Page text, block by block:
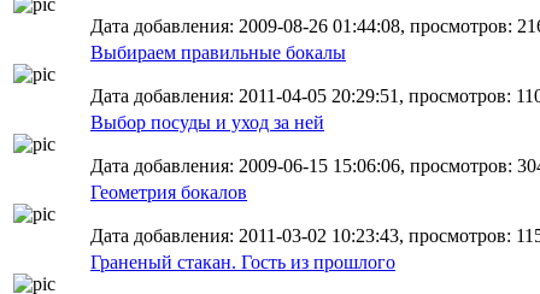
Дата добавления: 2009-08-26 01:44:08, просмотров:
Выбираем правильные бокалы
Дата добавления: 2011-04-05 20:29:51, просмотров:
Выбор посуды и уход за ней
Дата добавления: 2009-06-15 15:06:06, просмотров:
Геометрия бокалов
Дата добавления: 2011-03-02 10:23:43, просмотров:
Граненый стакан. Гость из прошлого